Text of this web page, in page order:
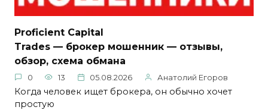
Proficient Capital
Trades — брокер мошенник — отзывы,
обзор, схема обмана
0 13 05.08.2026 Анатолий Егоров
Когда человек ищет брокера, он обычно хочет
простую